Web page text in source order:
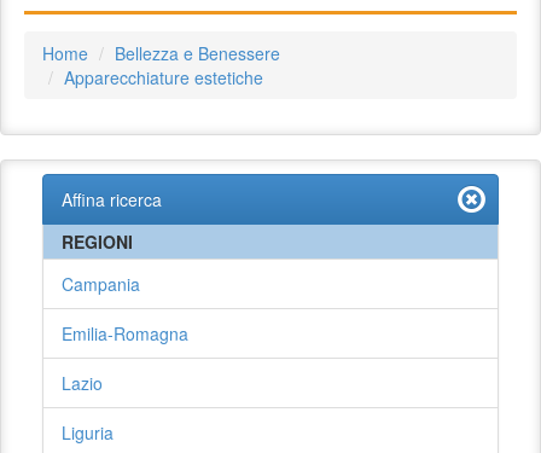
Home
Bellezza e Benessere
Apparecchiature estetiche
Affina ricerca
REGIONI
Campania
Emilia-Romagna
Lazio
Liguria